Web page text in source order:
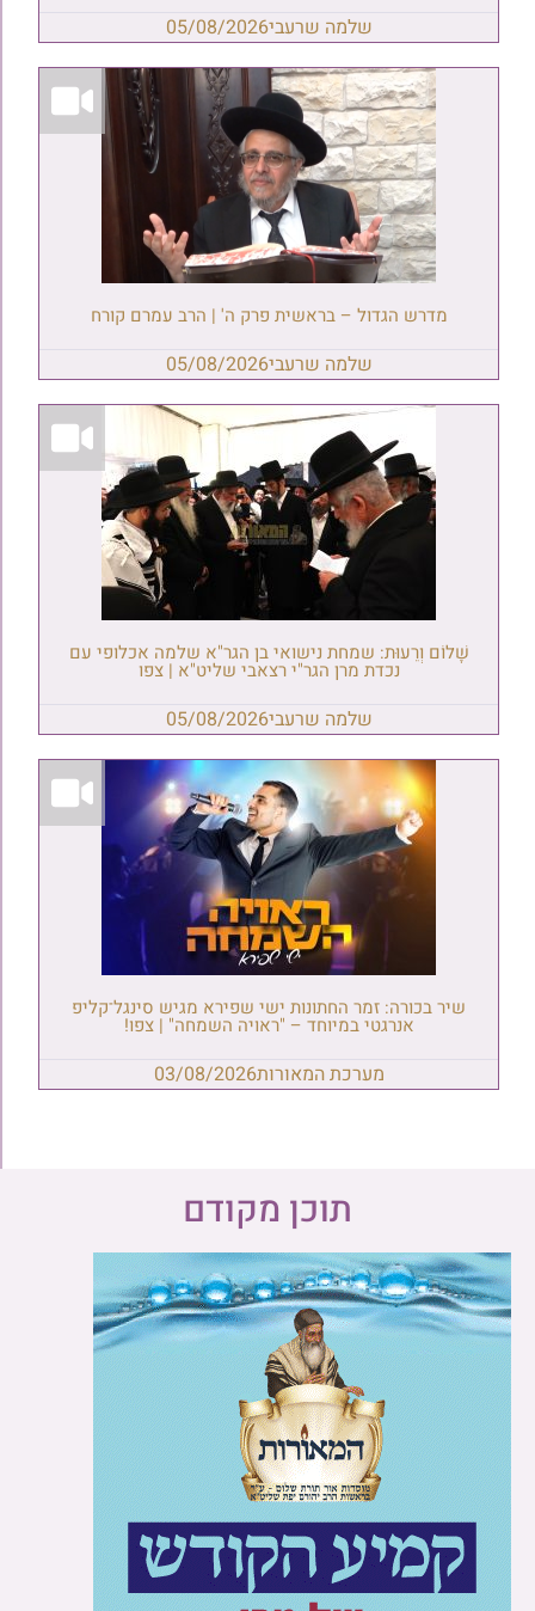
שלמה שרעבי05/08/2026
מדרש הגדול – בראשית פרק ה' | הרב עמרם קורח
שלמה שרעבי05/08/2026
שָׁלוֹם וְרֵעוּת: שמחת נישואי בן הגר"א שלמה אכלופי עם
נכדת מרן הגר"י רצאבי שליט"א | צפו
שלמה שרעבי05/08/2026
שיר בכורה: זמר החתונות ישי שפירא מגיש סינגל־קליפ
אנרגטי במיוחד – "ראויה השמחה" | צפו!
מערכת המאורות03/08/2026
תוכן מקודם